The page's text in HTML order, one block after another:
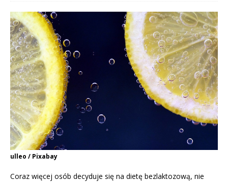
ulleo / Pixabay
Coraz więcej osób decyduje się na dietę bezlaktozową, nie